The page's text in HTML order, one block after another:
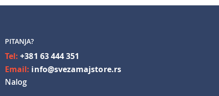
PITANJA?
Tel:+381 63 444 351
Email: info@svezamajstore.rs
Nalog